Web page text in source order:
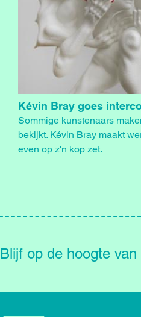
Kévin Bray goes
Sommige kunstenaars
bekijkt. Kévin Bray maakt
even op z'n kop zet.
de
hoogte
Blijf op de hoogte